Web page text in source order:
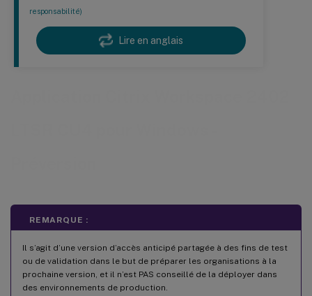
responsabilité)
Lire en anglais
REMARQUE :
Il s’agit d’une version d’accès anticipé partagée à des fins de test
ou de validation dans le but de préparer les organisations à la
prochaine version, et il n’est PAS conseillé de la déployer dans
des environnements de production.